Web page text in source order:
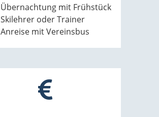
Übernachtung mit Frühstück
Skilehrer oder Trainer
Anreise mit Vereinsbus